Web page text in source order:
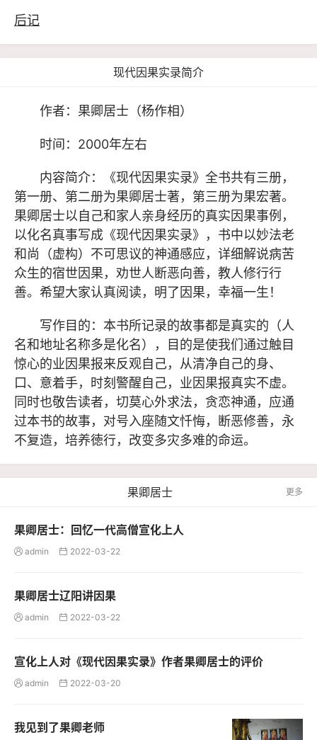
后记
现代因果实录简介
作者：果卿居士（杨作相）
时间：2000年左右
内容简介：《现代因果实录》全书共有三册，
第一册、第二册为果卿居士著，第三册为果宏著。
果卿居士以自己和家人亲身经历的真实因果事例，
以化名真事写成《现代因果实录》，书中以妙法老
和尚（虚构）不可思议的神通感应，详细解说病苦
众生的宿世因果，劝世人断恶向善，教人修行行
善。希望大家认真阅读，明了因果，幸福一生！
写作目的：本书所记录的故事都是真实的（人
名和地址名称多是化名），目的是使我们通过触目
惊心的业因果报来反观自己，从清净自己的身、
口、意着手，时刻警醒自己，业因果报真实不虚。
同时也敬告读者，切莫心外求法，贪恋神通，应通
过本书的故事，对号入座随文忏悔，断恶修善，永
不复造，培养徳行，改变多灾多难的命运。
果卿居士 更多
果卿居士：回忆一代高僧宣化上人
 admin  2022-03-22
果卿居士辽阳讲因果
 admin  2022-03-22
宣化上人对《现代因果实录》作者果卿居士的评价
 admin  2022-03-20
我见到了果卿老师